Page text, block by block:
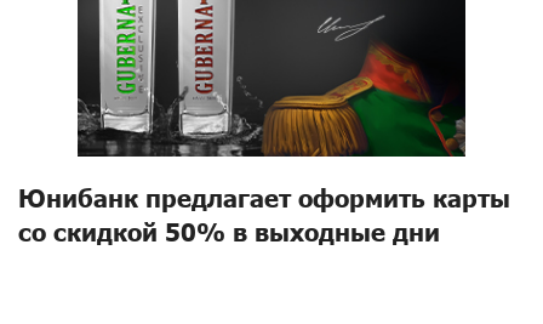
Юнибанк предлагает оформить карты
со скидкой 50% в выходные дни